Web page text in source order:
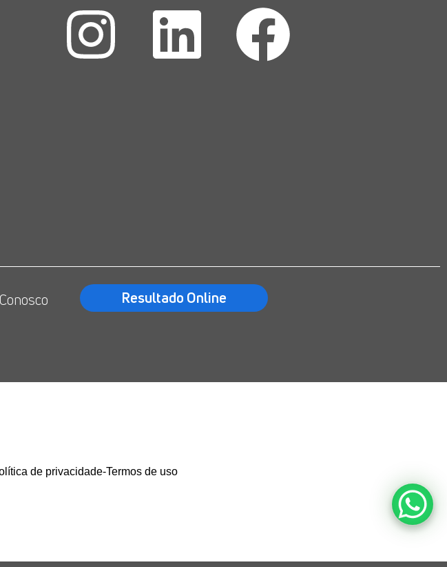
Resultado Online
de privacidade-Termos de uso